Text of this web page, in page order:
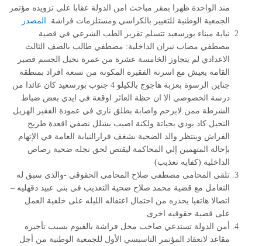
منذ الواحدة ظهرا بمقر مباحث امن الدولة عقابا على تزويده مؤتمر
الجمعية الوطنية للتغيير بالكراسي ومستلزمات فراشة.
المصدر
نيابة ميناء بورسعيد تتسلم تقرير الطب الشرعي في قضية
مصطفي مصاب نيران الداخلية: مصطفي طالب بالصف الثالث
الاعدادي لم يتجاوز الخامسة عشرة من عمرة نحيل الجسم قصير
القامة يعيش مع اسرتة الفقيرة المكونة من تسعة افراد بمنطقة
جناين الرسوة بعزبة هاجوج بالكيلو 4 جنوب بورسعيد كان عائدا من
درسة الخصوصي الا ان حظة العاثر اوقعة في ايدي بعض ضباط
الشرطة ممن لايرحم واصابة بطلق ناري في عمودة الفقير الهزيل
النحيل كاد يودي بحياتة ولكنة اصيب بشلل نصفي اقعدة طريح
الفراش وينتظر والد الضحية بشغف قرارالنيابة العامة في الإتهام
بإحالة المتهمين إلي المحاكمة ليقتص لحق نجله ضحية رصاص
الداخلية (كفايه تعذيب)
تلقى المحامى مصطفى صلاح المحامى الحقوقى -والذى سبق له
التعامل مع قضية محمد صلاح ضحية التعذيب فى بنى عبيد دقهليه –
اتصالا هاتفيا يحذره من احتمال اعتقاله الليله على خلفية العمل
على قضية حقوقيه اخرى.
أمن الدولة تستدعي صاحب محل فراشة بالفيوم بسبب تأجيره
مقاعد لانعقاد المؤتمر التاسيسي الأول للجمعية الوطنية من أجل